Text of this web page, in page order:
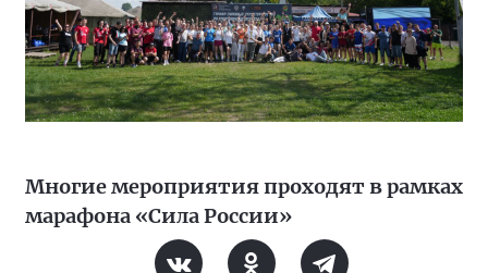
Многие мероприятия проходят в рамках
марафона «Сила России»